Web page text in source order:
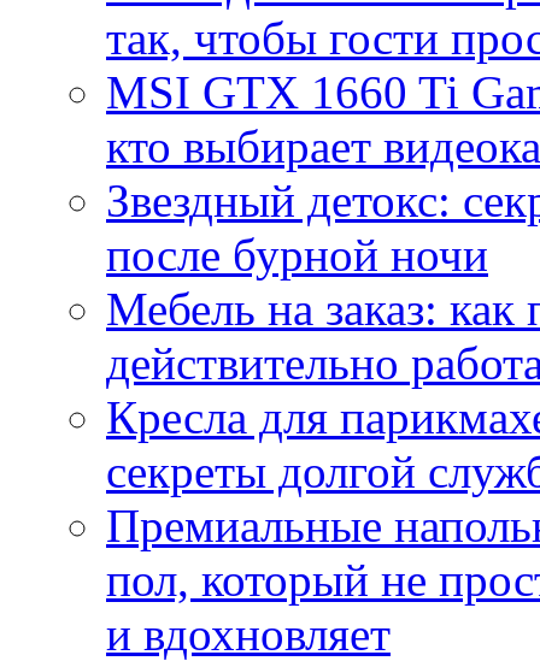
так, чтобы гости
MSI GTX 1660 Ti
кто выбирает
Звездный детокс:
после бурной ночи
Мебель на заказ:
действительно
Кресла для
секреты долгой
Премиальные
пол, который не
и вдохновляет